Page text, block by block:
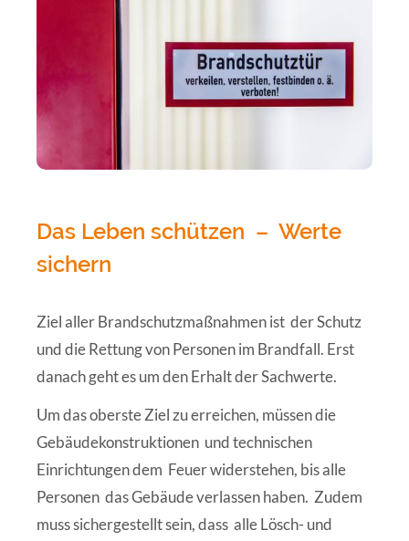
Das Leben schützen – Werte
sichern
Ziel aller Brandschutzmaßnahmen ist der Schutz
und die Rettung von Personen im Brandfall. Erst
danach geht es um den Erhalt der Sachwerte.
Um das oberste Ziel zu erreichen, müssen die
Gebäudekonstruktionen und technischen
Einrichtungen dem Feuer widerstehen, bis alle
Personen das Gebäude verlassen haben. Zudem
muss sichergestellt sein, dass alle Lösch- und